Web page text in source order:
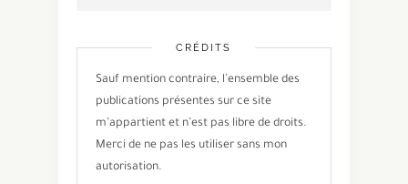
CRÉDITS
Sauf mention contraire, l’ensemble des
publications présentes sur ce site
m’appartient et n’est pas libre de droits.
Merci de ne pas les utiliser sans mon
autorisation.